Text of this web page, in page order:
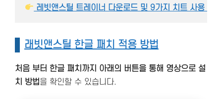
레빗앤스틸 트레이너 다운로드 및 9가지 치트 사용 방법
래빗앤스틸 한글 패치 적용 방법
처음 부터 한글 패치까지 아래의 버튼을 통해 영상으로 설
치 방법을 확인할 수 있습니다.